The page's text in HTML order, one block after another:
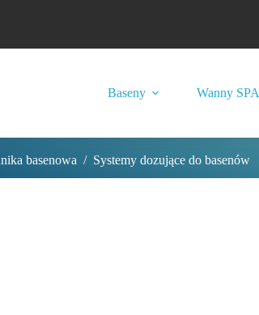
Baseny Wanny SPA
basenowa / Systemy dozujące do basenów